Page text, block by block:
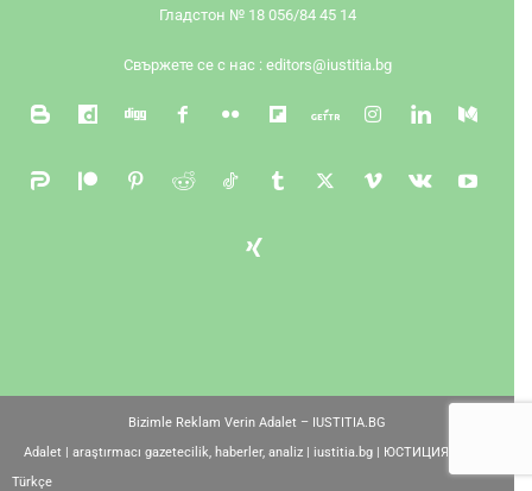
Гладстон № 18 056/84 45 14
Свържете се с нас : editors@iustitia.bg
Bizimle Reklam Verin Adalet – IUSTITIA.BG
Adalet | araştırmacı gazetecilik, haberler, analiz | iustitia.bg | ЮСТИЦИЯ –
Türkçe